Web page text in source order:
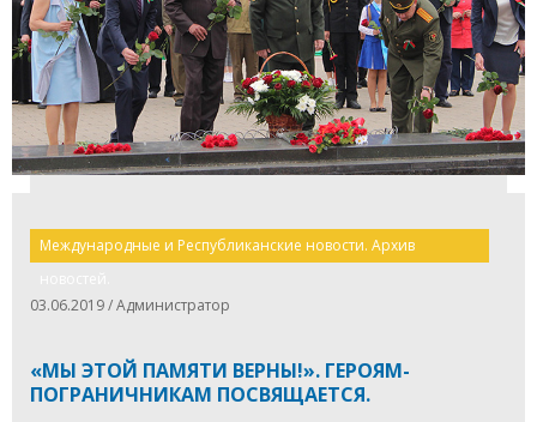
Международные и Республиканские новости. Архив
03.06.2019 / Администратор
«МЫ ЭТОЙ ПАМЯТИ ВЕРНЫ!». ГЕРОЯМ-
ПОГРАНИЧНИКАМ ПОСВЯЩАЕТСЯ.